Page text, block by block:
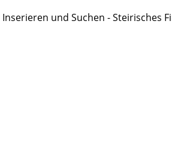
Inserieren und Suchen - Steirisches